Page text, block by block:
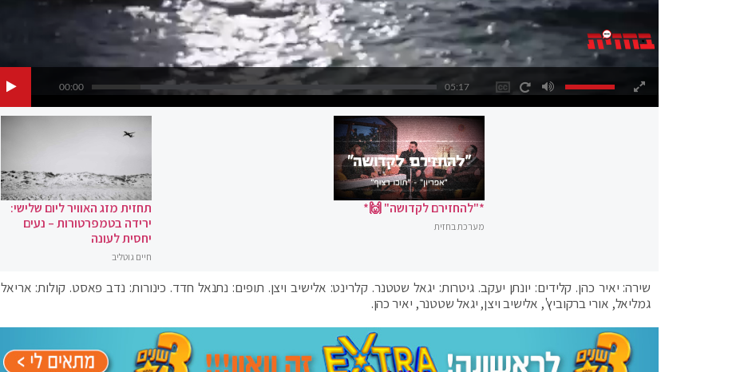
00:00 05:17
*"להחזירם לקדושה" 🙌*
מערכת בחזית
תחזית מזג האוויר ליום שלישי:
ירידה בטמפרטורות – נעים
יחסית לעונה
חיים גוטליב
שירה: יאיר כהן. קלידים: יונתן יעקב. גיטרות: יגאל שטטנר. קלרינט: אלישיב ויצן. תופים: נתנאל חדד. כינורות: נדב פאסט. קולות: אריאל
גמליאל, אורי ברקוביץ', אלישיב ויצן, יגאל שטטנר, יאיר כהן.